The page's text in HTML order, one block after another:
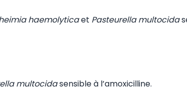
haemolyticaet Pasteurella multocida
multocidasensible à l’amoxicilline.